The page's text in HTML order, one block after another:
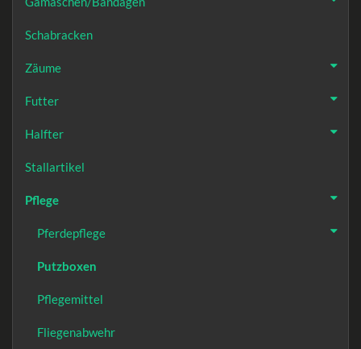
Schabracken
Zäume
Futter
Halfter
Stallartikel
Pflege
Pferdepflege
Putzboxen
Pflegemittel
Fliegenabwehr